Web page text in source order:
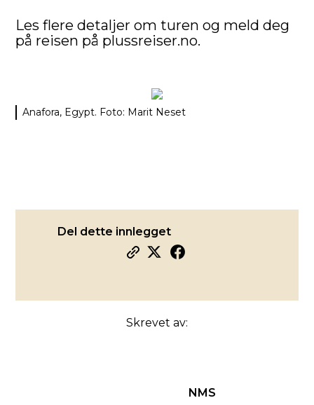
Les flere detaljer om turen og meld deg
på reisen på plussreiser.no.
Anafora, Egypt. Foto: Marit Neset
Del dette innlegget
Skrevet av:
NMS